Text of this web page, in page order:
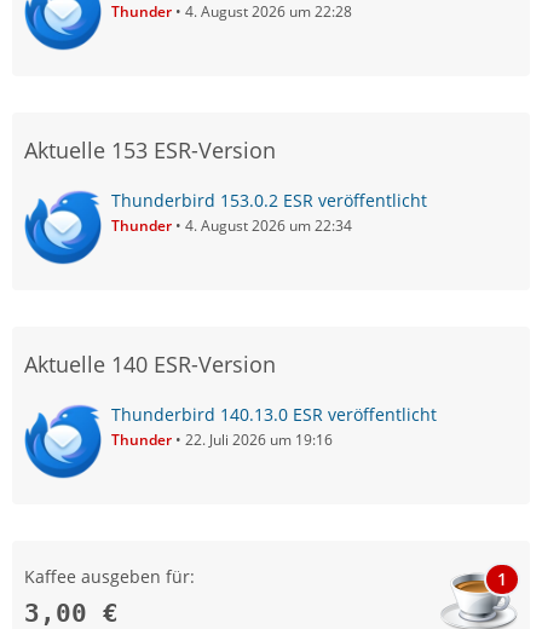
Thunder 4. August 2026 um 22:28
Aktuelle 153 ESR-Version
Thunderbird 153.0.2 ESR veröffentlicht
Thunder 4. August 2026 um 22:34
Aktuelle 140 ESR-Version
Thunderbird 140.13.0 ESR veröffentlicht
Thunder 22. Juli 2026 um 19:16
Kaffee ausgeben für:
3,00 €
1